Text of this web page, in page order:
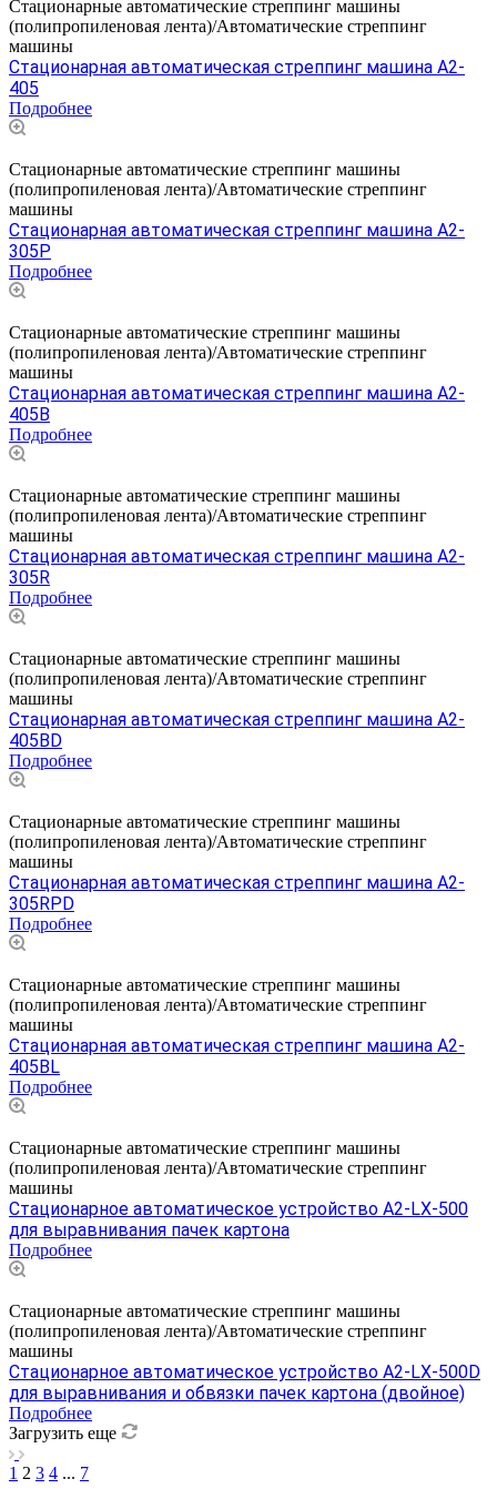
Стационарные автоматические стреппинг машины
(полипропиленовая лента)/Автоматические стреппинг
машины
Стационарная автоматическая стреппинг машина A2-
405
Подробнее
Стационарные автоматические стреппинг машины
(полипропиленовая лента)/Автоматические стреппинг
машины
Стационарная автоматическая стреппинг машина A2-
305P
Подробнее
Стационарные автоматические стреппинг машины
(полипропиленовая лента)/Автоматические стреппинг
машины
Стационарная автоматическая стреппинг машина A2-
405B
Подробнее
Стационарные автоматические стреппинг машины
(полипропиленовая лента)/Автоматические стреппинг
машины
Стационарная автоматическая стреппинг машина A2-
305R
Подробнее
Стационарные автоматические стреппинг машины
(полипропиленовая лента)/Автоматические стреппинг
машины
Стационарная автоматическая стреппинг машина A2-
405BD
Подробнее
Стационарные автоматические стреппинг машины
(полипропиленовая лента)/Автоматические стреппинг
машины
Стационарная автоматическая стреппинг машина A2-
305RPD
Подробнее
Стационарные автоматические стреппинг машины
(полипропиленовая лента)/Автоматические стреппинг
машины
Стационарная автоматическая стреппинг машина A2-
405BL
Подробнее
Стационарные автоматические стреппинг машины
(полипропиленовая лента)/Автоматические стреппинг
машины
Стационарное автоматическое устройство A2-LX-500
для выравнивания пачек картона
Подробнее
Стационарные автоматические стреппинг машины
(полипропиленовая лента)/Автоматические стреппинг
машины
Стационарное автоматическое устройство A2-LX-500D
для выравнивания и обвязки пачек картона (двойное)
Подробнее
Загрузить еще
1 2 3 4 ... 7